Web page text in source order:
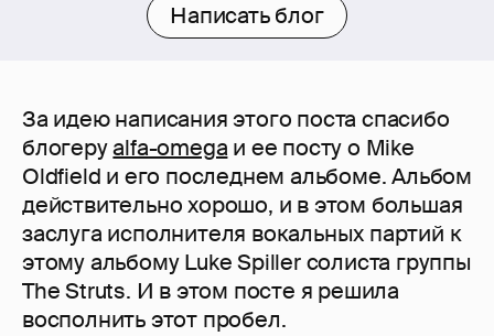
Написать блог
За идею написания этого поста спасибо
блогеруalfa-omega и ее посту о Mike
Oldfield и его последнем альбоме. Альбом
действительно хорошо, и в этом большая
заслуга исполнителя вокальных партий к
этому альбому Luke Spiller солиста группы
The Struts. И в этом посте я решила
восполнить этот пробел.